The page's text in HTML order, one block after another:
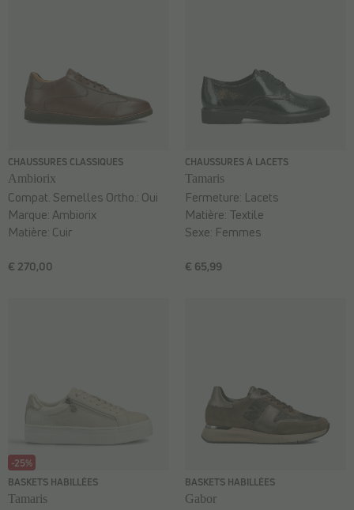
CHAUSSURES CLASSIQUES
Ambiorix
€ 270,00
Compat. Semelles Ortho.: Oui
Marque:Ambiorix
Matière: Cuir
CHAUSSURES À LACETS
Tamaris
€ 65,99
Fermeture: Lacets
Matière: Textile
Sexe: Femmes
-25%
BASKETS HABILLÉES
Tamaris
BASKETS HABILLÉES
Gabor